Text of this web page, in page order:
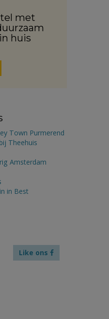
met
huis
Town Purmerend
Theehuis
Amsterdam
in Best
Like ons